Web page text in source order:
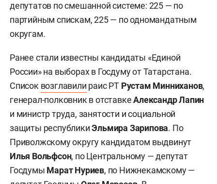
депутатов по смешанной системе: 225 — по
партийным спискам, 225 — по одномандатным
округам.
Ранее стали известны кандидаты «Единой
России» на выборах в Госдуму от Татарстана.
Список возглавили раис РТ Рустам Минниханов,
генерал-полковник в отставкеАлександр Лапин
и министр труда, занятости и социальной
защиты республикиЭльмира Зарипова. По
Приволжскому округу кандидатом выдвинут
Илья Вольфсон, по Центральному — депутат
Госдумы Марат Нуриев, по Нижнекамскому —